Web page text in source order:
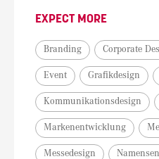
EXPECT MORE
Branding Corporate
Event Grafikdesign
Kommunikationsdesign
Markenentwicklung
Messedesign